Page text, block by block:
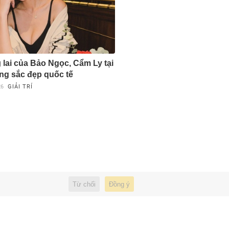
của Bảo Ngọc, Cẩm Ly tại
sắc đẹp quốc tế
GIẢI TRÍ
Từ chối Đồng ý